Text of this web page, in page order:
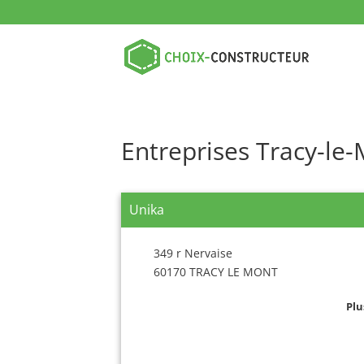
Entreprises Tracy-
Unika
349 r Nervaise
60170 TRACY LE MONT